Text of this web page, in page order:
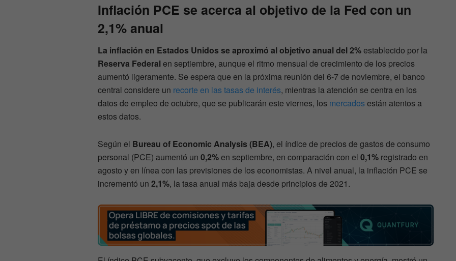
Inflación PCE se acerca al objetivo de la Fed con un
2,1% anual
La inflación en Estados Unidos se aproximó al objetivo anual del 2%establecido por la
Reserva Federalen septiembre, aunque el ritmo mensual de crecimiento de los precios
aumentó ligeramente. Se espera que en la próxima reunión del 6-7 de noviembre, el banco
central considere un recorte en las tasas de interés, mientras la atención se centra en los
datos de empleo de octubre, que se publicarán este viernes, los mercadosestán atentos a
estos datos.
Según el Bureau of Economic Analysis (BEA), el índice de precios de gastos de consumo
personal (PCE) aumentó un 0,2%en septiembre, en comparación con el 0,1% registrado en
agosto y en línea con las previsiones de los economistas. A nivel anual, la inflación PCE se
incrementó un 2,1%, la tasa anual más baja desde principios de 2021.